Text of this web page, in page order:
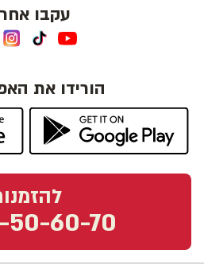
עקבו
הורידו את
50-60-70